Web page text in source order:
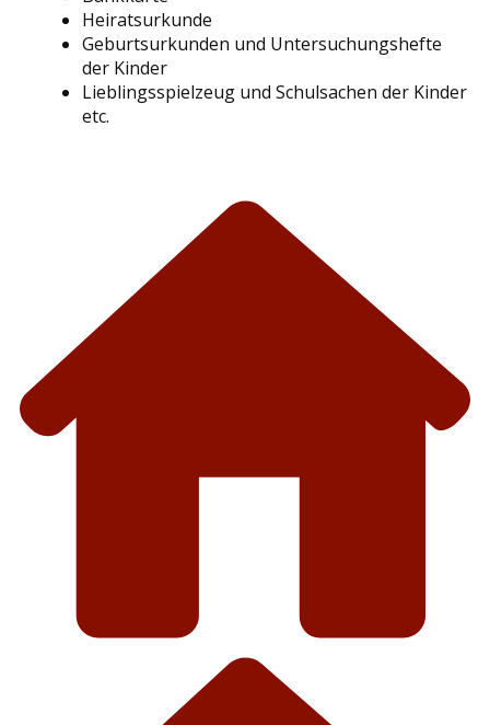
Heiratsurkunde
Geburtsurkunden und Untersuchungshefte
der Kinder
Lieblingsspielzeug und Schulsachen der Kinder
etc.